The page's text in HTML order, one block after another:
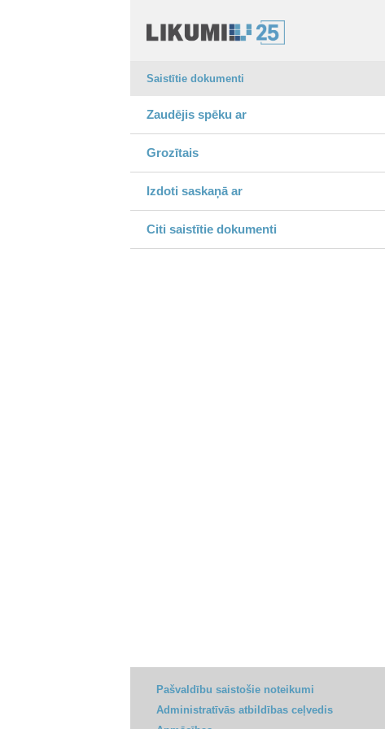
Saistītie dokumenti
Zaudējis spēku ar
Grozītais
Izdoti saskaņā ar
Citi saistītie dokumenti
Pašvaldību saistošie noteikumi
Administratīvās atbildības ceļvedis